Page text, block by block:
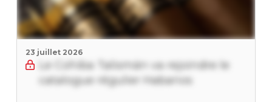
23 juillet 2026
Le Cohiba Talismán va rejoindre le
catalogue régulier Habanos